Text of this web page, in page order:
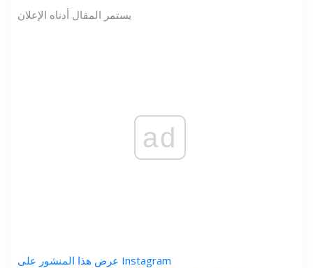
يستمر المقال أدناه الإعلان
ad
عرض هذا المنشور على Instagram